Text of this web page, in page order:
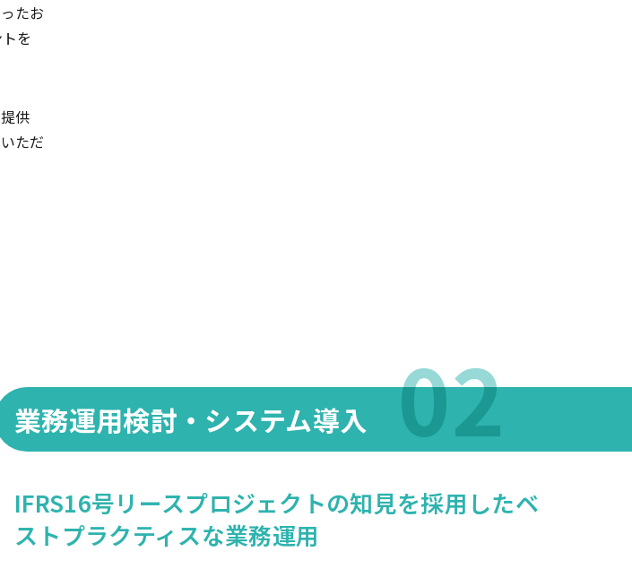
たお
を
供
ただ
業務運用検討・システム導入
IFRS16号リースプロジェクトの知見を採用したベ
ストプラクティスな業務運用